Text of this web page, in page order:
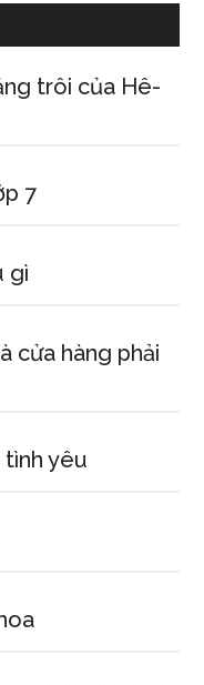
trôi của Hê-
7
gì
cửa hàng phải
yêu